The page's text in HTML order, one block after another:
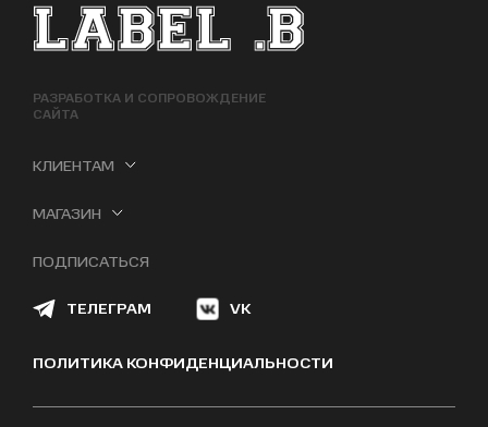
ФУТЕР САЙТА
РАЗРАБОТКА И СОПРОВОЖДЕНИЕ
САЙТА
КЛИЕНТАМ
МАГАЗИН
ПОДПИСАТЬСЯ
ТЕЛЕГРАМ VK
ПОЛИТИКА КОНФИДЕНЦИАЛЬНОСТИ